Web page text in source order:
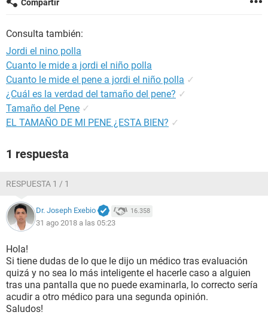
Compartir
Consulta también:
Jordi el nino polla
Cuanto le mide a jordi el niño polla
Cuanto le mide el pene a jordi el niño polla ✓
¿Cuál es la verdad del tamaño del pene? ✓
Tamaño del Pene ✓
EL TAMAÑO DE MI PENE ¿ESTA BIEN? ✓
1 respuesta
RESPUESTA 1 / 1
Dr. Joseph Exebio 16.358
31 ago 2018 a las 05:23
Hola!
Si tiene dudas de lo que le dijo un médico tras evaluación
quizá y no sea lo más inteligente el hacerle caso a alguien
tras una pantalla que no puede examinarla, lo correcto sería
acudir a otro médico para una segunda opinión.
Saludos!